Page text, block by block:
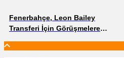
Fenerbahçe, Leon Bailey
Transferi İçin Görüşmelere